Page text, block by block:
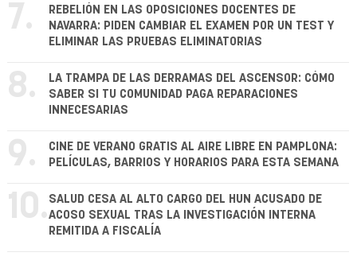
7.
REBELIÓN EN LAS OPOSICIONES DOCENTES DE
NAVARRA: PIDEN CAMBIAR EL EXAMEN POR UN TEST Y
ELIMINAR LAS PRUEBAS ELIMINATORIAS
8.
LA TRAMPA DE LAS DERRAMAS DEL ASCENSOR: CÓMO
SABER SI TU COMUNIDAD PAGA REPARACIONES
INNECESARIAS
9.
CINE DE VERANO GRATIS AL AIRE LIBRE EN PAMPLONA:
PELÍCULAS, BARRIOS Y HORARIOS PARA ESTA SEMANA
10. SALUD CESA AL ALTO CARGO DEL HUN ACUSADO DE
ACOSO SEXUAL TRAS LA INVESTIGACIÓN INTERNA
REMITIDA A FISCALÍA